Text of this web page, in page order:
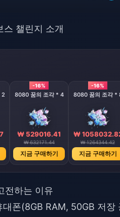
챌린지 소개
2
-16%
8080 꿈의 조각 * 4
₩ 529016.41
₩ 632171.44
지금 구매하기
-16%
8080 꿈의 조각 *
₩
₩ 1264344.42
지금 구매하기
전하는 이유
폰(8GB RAM, 50GB 저